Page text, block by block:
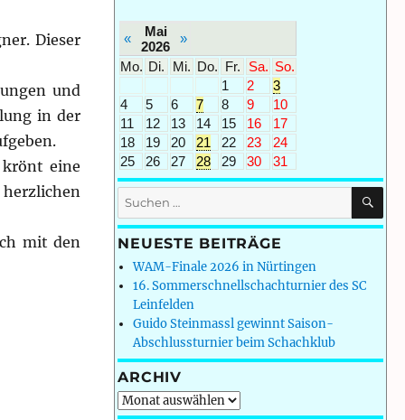
Dieser
und
in der
eine
mit den
«
Mai
2026
»
Mo. Di. Mi. Do. Fr. Sa. So.
1
2
3
4
5 6 7 8 9
10
11
12 13 14 15 16
17
18
19 20 21 22 23
24
25
26 27 28 29 30 31
Suchen
nach:
NEUESTE BEITRÄGE
WAM-Finale 2026 in Nürtingen
16. Sommerschnellschachturnier des SC
Leinfelden
Guido Steinmassl gewinnt Saison-
Abschlussturnier beim Schachklub
ARCHIV
Archiv